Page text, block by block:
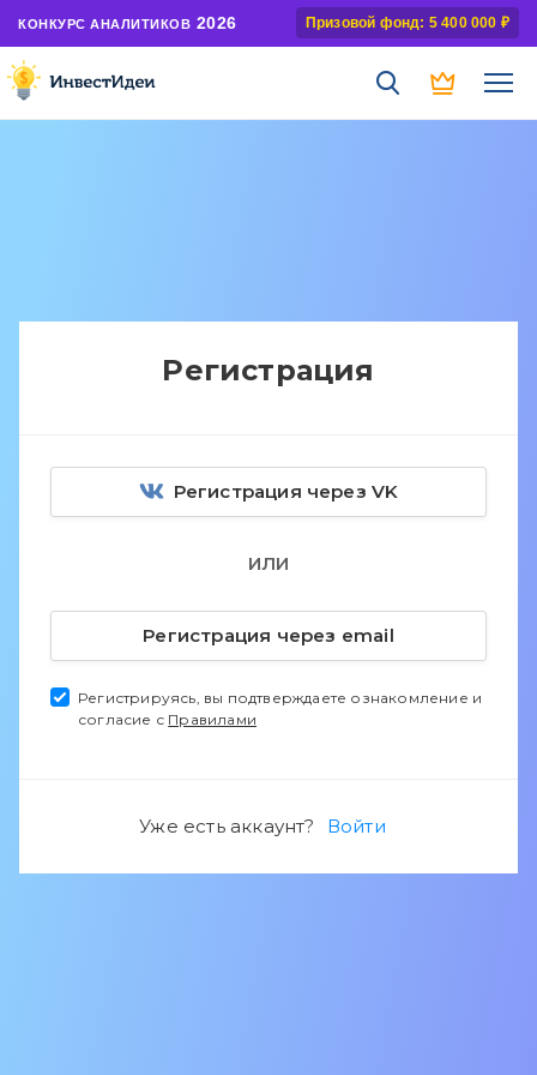
КОНКУРС АНАЛИТИКОВ 2026 Призовой фонд: 5 400 000 ₽
Регистрация
Регистрация через VK
ИЛИ
Регистрация через email
Регистрируясь, вы подтверждаете ознакомление и
согласие с Правилами
Уже есть аккаунт? Войти